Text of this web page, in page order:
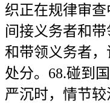
织正在规律审
间接义务者和
和带领义务者
处分。68.碰到
严沉时，情节